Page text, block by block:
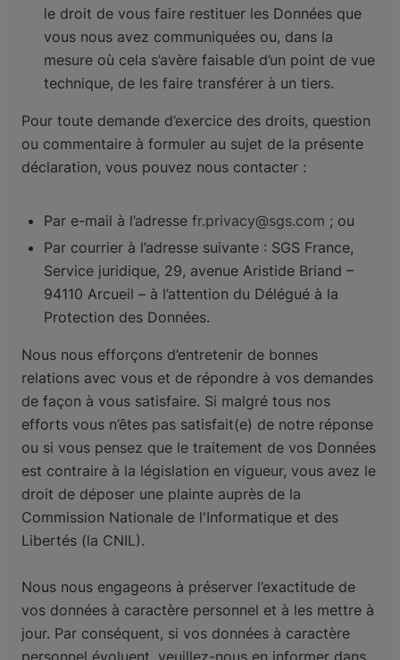
le droit de vous faire restituer les Données que
vous nous avez communiquées ou, dans la
mesure où cela s’avère faisable d’un point de vue
technique, de les faire transférer à un tiers.
Pour toute demande d’exercice des droits, question
ou commentaire à formuler au sujet de la présente
déclaration, vous pouvez nous contacter :
Par e-mail à l’adresse fr.privacy@sgs.com ; ou
Par courrier à l’adresse suivante : SGS France,
Service juridique, 29, avenue Aristide Briand –
94110 Arcueil – à l’attention du Délégué à la
Protection des Données.
Nous nous efforçons d’entretenir de bonnes
relations avec vous et de répondre à vos demandes
de façon à vous satisfaire. Si malgré tous nos
efforts vous n’êtes pas satisfait(e) de notre réponse
ou si vous pensez que le traitement de vos Données
est contraire à la législation en vigueur, vous avez le
droit de déposer une plainte auprès de la
Commission Nationale de l'Informatique et des
Libertés (la CNIL).
Nous nous engageons à préserver l’exactitude de
vos données à caractère personnel et à les mettre à
jour. Par conséquent, si vos données à caractère
personnel évoluent, veuillez-nous en informer dans